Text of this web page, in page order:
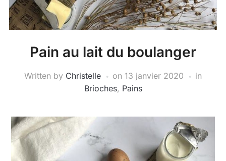
Pain au lait du boulanger
Written by Christelle on 13 janvier 2020
in
Brioches, Pains